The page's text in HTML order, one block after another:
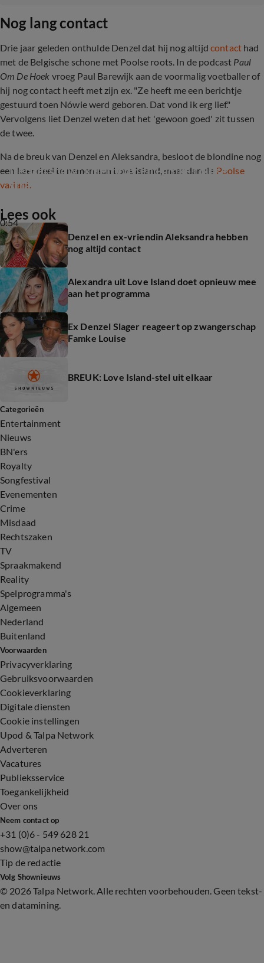
Nog lang contact
Drie jaar geleden onthulde Denzel dat hij nog altijd contact had
met de Belgische schone met Poolse roots. In de podcast Paul
Om De Hoek vroeg Paul Barewijk aan de voormalig voetballer of
hij nog contact heeft met zijn ex. "Ze heeft me een berichtje
gestuurd toen Nówie werd geboren. Dat vond ik erg lief."
Vervolgens liet Denzel weten dat het 'gewoon goed' zit tussen
de twee.
Na de breuk van Denzel en Aleksandra, besloot de blondine nog
een keer deel te nemen aan Love Island, maar dan de Poolse
variant.
0:54
Denzel showt killerbody en Famke Louise
stralend zwanger
Lees ook
Denzel en ex-vriendin Aleksandra hebben
nog altijd contact
Alexandra uit Love Island doet opnieuw mee
aan het programma
Ex Denzel Slager reageert op zwangerschap
Famke Louise
BREUK: Love Island-stel uit elkaar
Categorieën
Entertainment
Nieuws
BN'ers
Royalty
Songfestival
Evenementen
Crime
Misdaad
Rechtszaken
TV
Spraakmakend
Reality
Spelprogramma's
Algemeen
Nederland
Buitenland
Voorwaarden
Privacyverklaring
Gebruiksvoorwaarden
Cookieverklaring
Digitale diensten
Cookie instellingen
Upod & Talpa Network
Adverteren
Vacatures
Publieksservice
Toegankelijkheid
Over ons
Neem contact op
+31 (0)6 - 549 628 21
show@talpanetwork.com
Tip de redactie
Volg Shownieuws
© 2026 Talpa Network. Alle rechten voorbehouden. Geen tekst-
en datamining.